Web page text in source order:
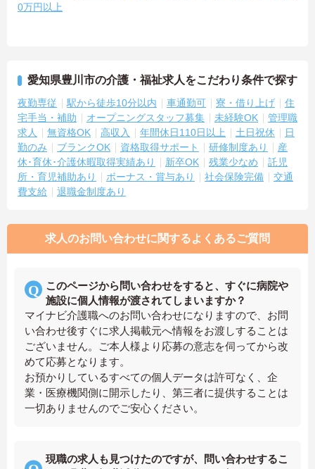
0万円以上
愛知県豊川市の介護・福祉求人をこだわり条件で探す
夜勤専従 駅から徒歩10分以内 車通勤可 寮・借り上げ
住
宅手当・補助
オープニングスタッフ募集 未経験OK
管理職
求人
無資格OK 高収入 年間休日110日以上 土日祝休
日
勤のみ
ブランクOK 資格取得サポート 研修制度あり
産
休･育休･介護休暇取得実績あり
新卒OK 残業少なめ
託児
所・育児補助あり
ボーナス・賞与あり 社会保険完備
交通
費支給
退職金制度あり
求人のお問い合わせに関するよくあるご質問
このページから問い合わせをすると、すぐに病院や
施設に個人情報が渡されてしまいますか？
マイナビ介護職へのお問い合わせになりますので、お問
い合わせ後すぐに求人掲載元へ情報をお渡しすることは
ございません。ご本人様より応募の意志を伺ってから改
めて応募となります。
お預かりしているすべての個人データは許可なく、企
業・医療機関側に開示したり、第三者に提供することは
一切ありませんのでご安心ください。
現職の求人も見つけたのですが、問い合わせするこ